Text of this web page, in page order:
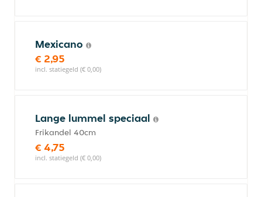
Mexicano
€ 2,95
incl. statiegeld (€ 0,00)
Lange lummel speciaal
Frikandel 40cm
€ 4,75
incl. statiegeld (€ 0,00)